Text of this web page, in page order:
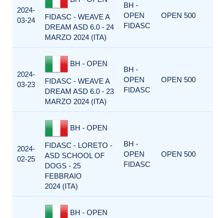
2024-
03-24
FIDASC - WEAVE A
DREAM ASD 6.0 - 24
MARZO 2024 (ITA)
BH -
OPEN
FIDASC
OPEN 500
2024-
03-23
BH - OPEN
FIDASC - WEAVE A
DREAM ASD 6.0 - 23
MARZO 2024 (ITA)
BH -
OPEN
FIDASC
OPEN 500
2024-
02-25
BH - OPEN
FIDASC - LORETO -
ASD SCHOOL OF
DOGS - 25
FEBBRAIO
2024 (ITA)
BH -
OPEN
FIDASC
OPEN 500
BH - OPEN